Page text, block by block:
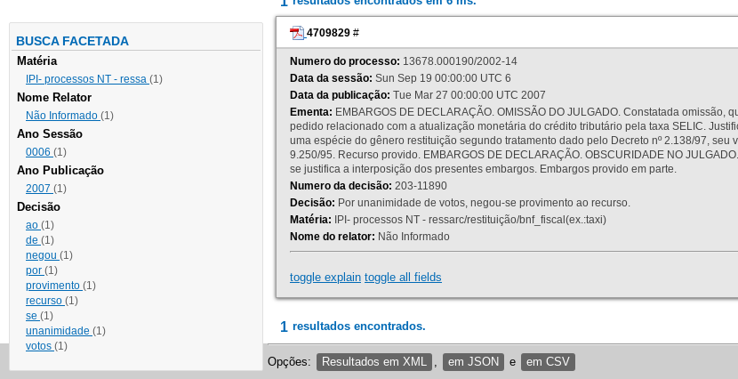
BUSCA FACETADA
Matéria
IPI- processos NT - ressa (1)
Nome Relator
Não Informado (1)
Ano Sessão
0006 (1)
Ano Publicação
2007 (1)
Decisão
ao (1)
de (1)
negou (1)
por (1)
provimento (1)
recurso (1)
se (1)
unanimidade (1)
votos (1)
4709829 #
Numero do processo: 13678.000190/2002-14
Data da sessão: Sun Sep 19 00:00:00 UTC 6
Data da publicação: Tue Mar 27 00:00:00 UTC 2007
Ementa: EMBARGOS DE DECLARAÇÃO. OMISSÃO DO JULGADO. Constatada
pedido relacionado com a atualização monetária do crédito tributário pela taxa SELIC.
uma espécie do gênero restituição segundo tratamento dado pelo Decreto nº 2.138/97,
9.250/95. Recurso provido. EMBARGOS DE DECLARAÇÃO. OBSCURIDADE NO
se justifica a interposição dos presentes embargos. Embargos provido em parte.
Numero da decisão: 203-11890
Decisão: Por unanimidade de votos, negou-se provimento ao recurso.
Matéria: IPI- processos NT - ressarc/restituição/bnf_fiscal(ex.:taxi)
Nome do relator: Não Informado
toggle explain toggle all fields
1 resultados encontrados.
Opções: Resultados em XML em JSON e em CSV